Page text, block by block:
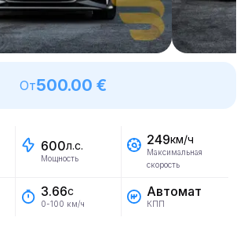
От500.00 €
600л.с.
Мощность
249км/ч
Максимальная
скорость
3.66с
0-100 км/ч
Автомат
КПП